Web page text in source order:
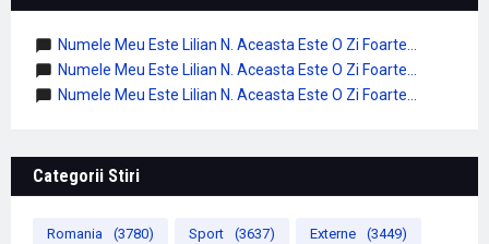
Numele Meu Este Lilian N. Aceasta Este O Zi Foarte...
Numele Meu Este Lilian N. Aceasta Este O Zi Foarte...
Numele Meu Este Lilian N. Aceasta Este O Zi Foarte...
Categorii Stiri
Romania (3780) Sport (3637) Externe (3449)